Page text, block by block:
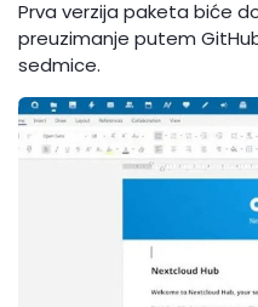
Prva verzija paketa biće
preuzimanje putem
sedmice.